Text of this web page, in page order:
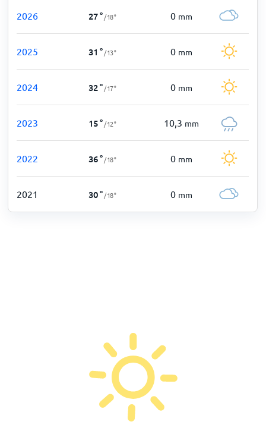
2026 27° /18° 0 mm
2025 31 ° /13° 0 mm
2024 32° /17° 0 mm
2023 15° /12° 10,3 mm
2022 36° /18° 0 mm
2021 30° /18° 0 mm